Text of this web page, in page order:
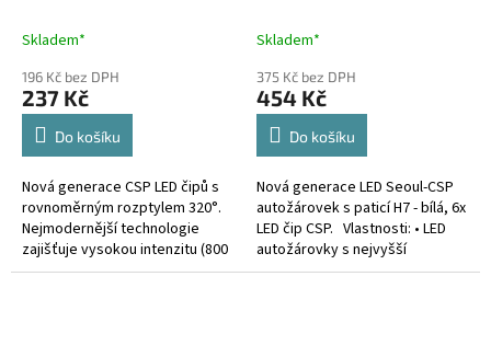
Skladem*
196 Kč bez DPH
237 Kč
Do košíku
Nová generace CSP LED čipů s
rovnoměrným rozptylem 320°.
Nejmodernější technologie
zajišťuje vysokou intenzitu (800
lm) osvětlení současně s
Skladem*
375 Kč bez DPH
454 Kč
Do košíku
Nová generace LED Seoul-CSP
autožárovek s paticí H7 - bílá, 6x
LED čip CSP. Vlastnosti: • LED
autožárovky s nejvyšší
svítivostí na trhu • celohliníkové